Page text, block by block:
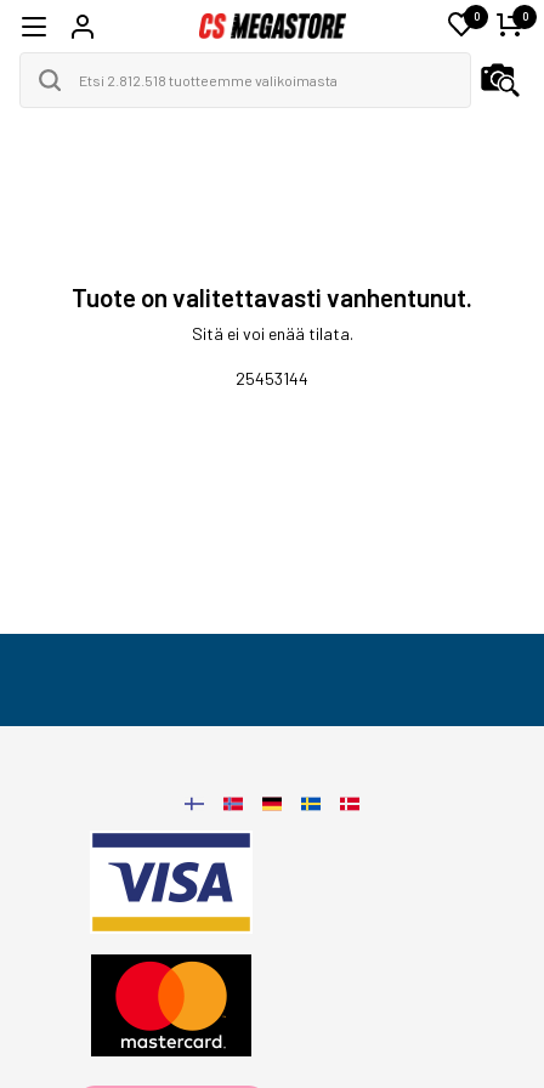
0 0
Tuote on valitettavasti vanhentunut.
Sitä ei voi enää tilata.
25453144